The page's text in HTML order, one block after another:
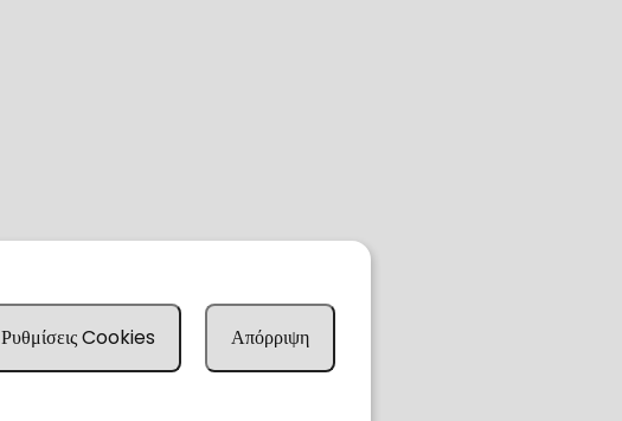
Ρυθμίσεις Cookies Απόρριψη